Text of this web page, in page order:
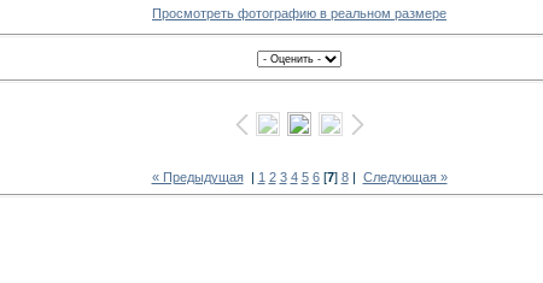
Просмотреть фотографию в реальном размере
« Предыдущая| 1 2 3 4 5 6[7] 8| Следующая »